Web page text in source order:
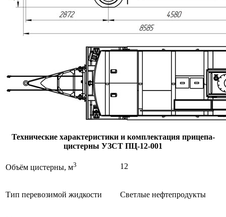
Технические характеристики и комплектация прицепа-
цистерны УЗСТ ПЦ-12-001
Объём цистерны, м3 12
Тип перевозимой жидкости Светлые нефтепродукты